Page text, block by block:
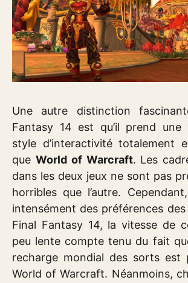
Une autre distinction
Fantasy 14 est qu’il prend
style d’interactivité totalement
que World of Warcraft. Les
dans les deux jeux ne sont pas
horribles que l’autre.
intensément des préférences des
Final Fantasy 14, la vitesse de
peu lente compte tenu du fait
recharge mondial des sorts est
World of Warcraft. Néanmoins,